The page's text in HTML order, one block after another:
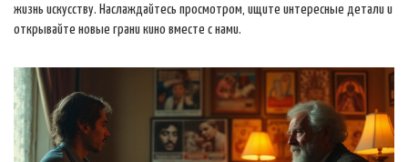
жизнь искусству. Наслаждайтесь просмотром, ищите интересные детали и
открывайте новые грани кино вместе с нами.